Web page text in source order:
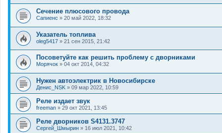
Сечение плюсового провода
Сапиенс » 20 май 2022, 18:32
Указатель топлива
oleg5417 » 21 сен 2015, 21:42
Посоветуйте как решить проблему с дворниками
Морячок » 04 окт 2014, 04:32
Нужен автоэлектрик в Новосибирске
Денис_NSK » 09 мар 2022, 10:59
Реле издает звук
freeman » 29 окт 2021, 13:45
Реле дворников S4131.3747
Сергей_Шмырин » 16 июл 2021, 10:42